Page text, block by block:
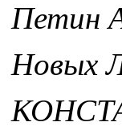
Петин
Новых